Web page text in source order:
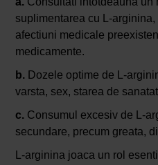
suplimentarea cu L-
afectiuni medicale
medicamente.
b. Dozele optime de L-
varsta, sex, starea de
c. Consumul excesiv de L-
secundare, precum greata,
L-arginina joaca un rol